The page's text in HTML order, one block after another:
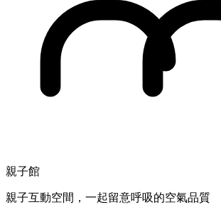
親子館
親子互動空間，一起留意呼吸的空氣品質